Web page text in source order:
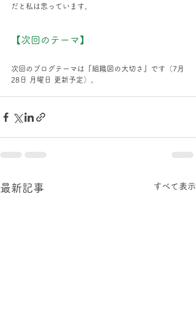
だと私は思っています。
【次回のテーマ】
次回のブログテーマは『組織図の大切さ』です（7月
28日 月曜日 更新予定）。
最新記事 すべて表示